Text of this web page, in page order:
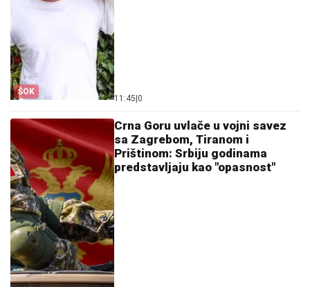
ŠOK
11:45 0
Crna Goru uvlače u vojni savez
sa Zagrebom, Tiranom i
Prištinom: Srbiju godinama
predstavljaju kao "opasnost"